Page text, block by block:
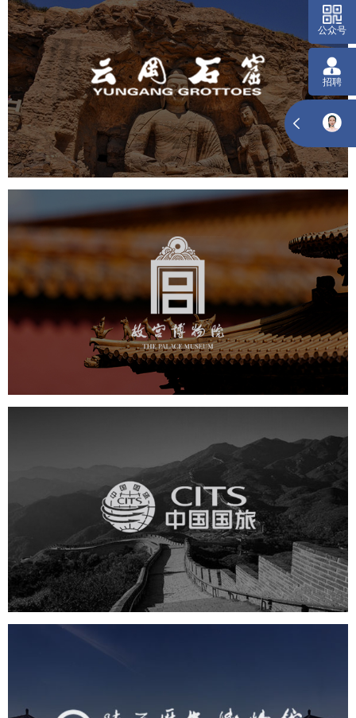
云冈石窟
旅游休闲 景区网站建设 品牌官网
网页设计
景区
故宫博物院
文化艺术 博物馆 智慧博物馆
博物馆网站建设
景区网站建设
文创商城 万能专题 网站代运营
中国国旅
旅游休闲 电商网站 网站建设